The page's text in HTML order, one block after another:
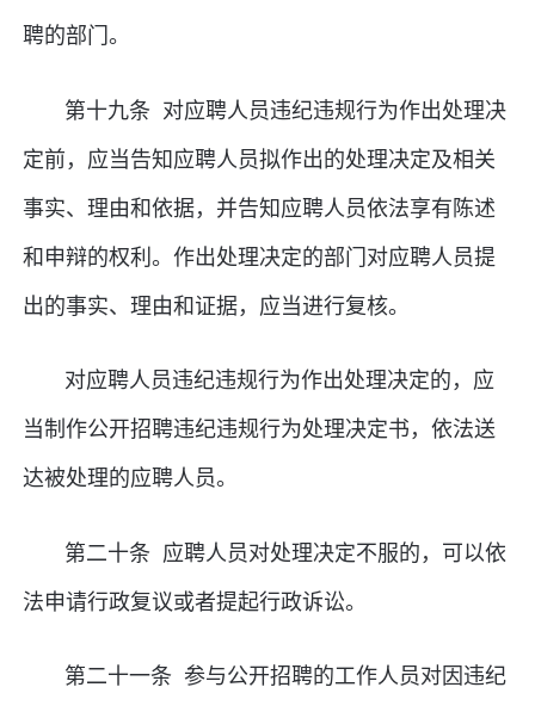
聘的部门。
第十九条 对应聘人员违纪违规行为作出处理决
定前，应当告知应聘人员拟作出的处理决定及相关
事实、理由和依据，并告知应聘人员依法享有陈述
和申辩的权利。作出处理决定的部门对应聘人员提
出的事实、理由和证据，应当进行复核。
对应聘人员违纪违规行为作出处理决定的，应
当制作公开招聘违纪违规行为处理决定书，依法送
达被处理的应聘人员。
第二十条 应聘人员对处理决定不服的，可以依
法申请行政复议或者提起行政诉讼。
第二十一条 参与公开招聘的工作人员对因违纪